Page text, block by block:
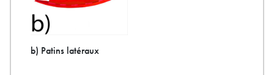
b) Patins latéraux